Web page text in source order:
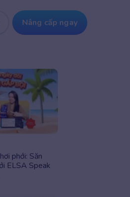
Nâng cấp ngay
phới: Săn
ELSA Speak